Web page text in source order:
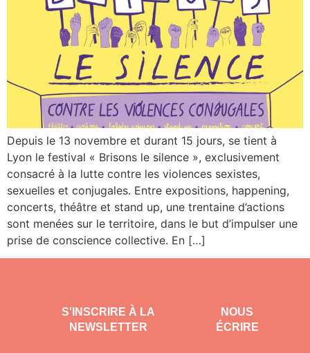
Depuis le 13 novembre et durant 15 jours, se tient à
Lyon le festival « Brisons le silence », exclusivement
consacré à la lutte contre les violences sexistes,
sexuelles et conjugales. Entre expositions, happening,
concerts, théâtre et stand up, une trentaine d’actions
sont menées sur le territoire, dans le but d’impulser une
prise de conscience collective. En […]
S'INSCRIRE À LA
NEWSLETTER
NOUS
ÉCRIRE